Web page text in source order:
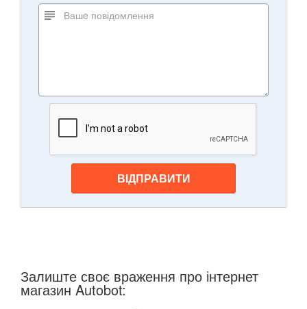
ВІДПРАВИТИ
Залиште своє враження про інтернет
магазин Autobot: